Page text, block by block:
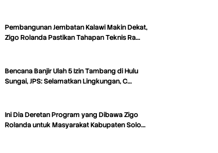
Pembangunan Jembatan Kalawi Makin Dekat,
Zigo Rolanda Pastikan Tahapan Teknis Ra…
Bencana Banjir Ulah 5 Izin Tambang di Hulu
Sungai, JPS: Selamatkan Lingkungan, C…
Ini Dia Deretan Program yang Dibawa Zigo
Rolanda untuk Masyarakat Kabupaten Solo…